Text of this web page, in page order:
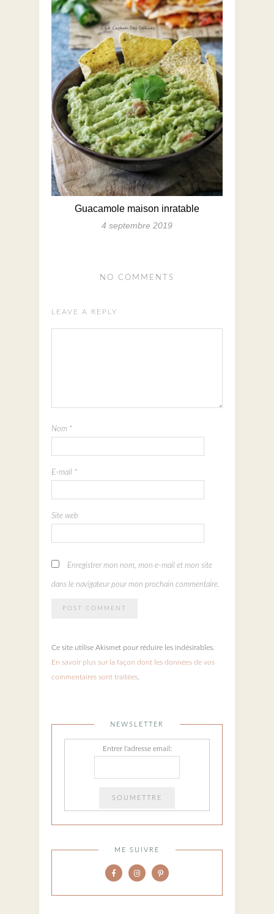
Guacamole maison inratable
4 septembre 2019
NO COMMENTS
LEAVE A REPLY
Nom *
E-mail *
Site web
Enregistrer mon nom, mon e-mail et mon site
dans le navigateur pour mon prochain commentaire.
Ce site utilise Akismet pour réduire les indésirables.
En savoir plus sur la façon dont les données de vos
commentaires sont traitées
NEWSLETTER
Entrer l'adresse email:
ME SUIVRE